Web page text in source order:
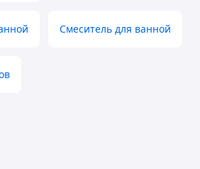
Смеситель для ванной